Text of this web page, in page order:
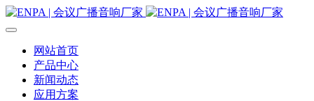
网站首页
产品中心
新闻动态
应用方案